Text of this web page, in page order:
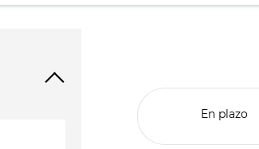
En plazo